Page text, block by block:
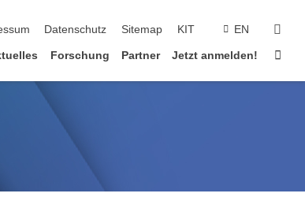
Datenschutz Sitemap KIT EN
Forschung Partner Jetzt anmelden!